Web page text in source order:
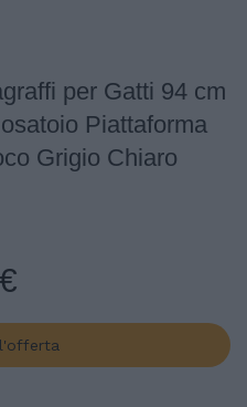
per Gatti 94 cm
Piattaforma
Grigio Chiaro